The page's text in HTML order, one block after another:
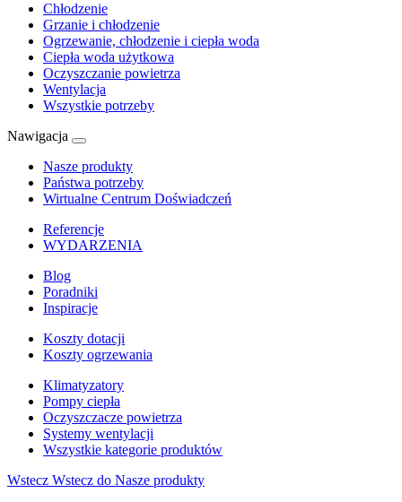
Chłodzenie
Grzanie i chłodzenie
Ogrzewanie, chłodzenie i ciepła woda
Ciepła woda użytkowa
Oczyszczanie powietrza
Wentylacja
Wszystkie potrzeby
Nawigacja
Nasze produkty
Państwa potrzeby
Wirtualne Centrum Doświadczeń
Referencje
WYDARZENIA
Blog
Poradniki
Inspiracje
Koszty dotacji
Koszty ogrzewania
Klimatyzatory
Pompy ciepła
Oczyszczacze powietrza
Systemy wentylacji
Wszystkie kategorie produktów
Wstecz Wstecz do Nasze produkty